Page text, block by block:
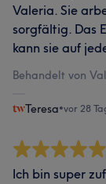
Valeria. Sie
sorgfältig. Das
kann sie auf
Behandelt von
Teresa•vor 28
Ich bin super